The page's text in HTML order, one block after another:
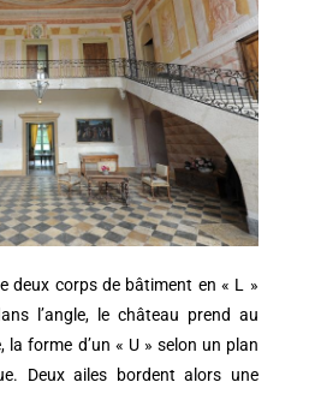
deux corps de bâtiment en « L »
l’angle, le château prend au
la forme d’un « U » selon un plan
Deux ailes bordent alors une